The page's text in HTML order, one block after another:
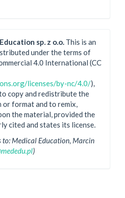
sp. z o.o. This is an
under the terms of
4.0 International (CC
licenses/by-nc/4.0/),
copy and redistribute the
or format and to remix,
the material, provided the
cited and states its license.
to: Medical Education, Marcin
)